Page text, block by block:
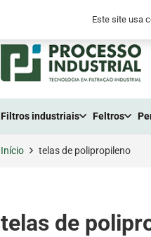
+55 (41) 2105-3300
Filtros industriais Feltros
Início telas de polipropileno
telas de
Este site usa